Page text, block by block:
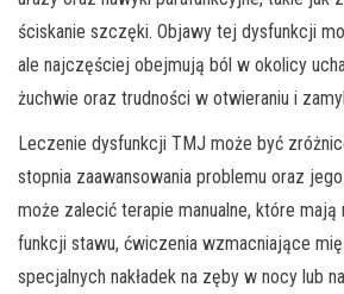
ściskanie szczęki. Objawy tej dysfunkcji
ale najczęściej obejmują ból w okolicy
żuchwie oraz trudności w otwieraniu i
Leczenie dysfunkcji TMJ może być
stopnia zaawansowania problemu oraz
może zalecić terapie manualne, które mają
funkcji stawu, ćwiczenia wzmacniające
specjalnych nakładek na zęby w nocy lub